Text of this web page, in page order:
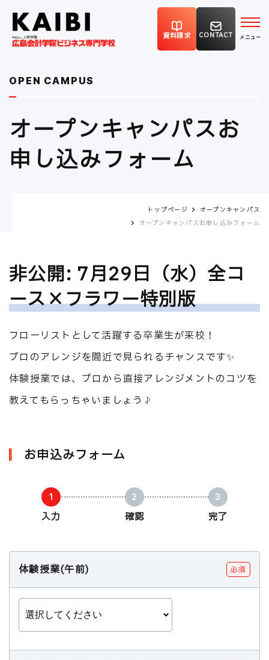
資料請求 CONTACT
OPEN CAMPUS
オープンキャンパスお
申し込みフォーム
トップページ
オープンキャンパス
オープンキャンパスお申し込みフォーム
非公開: 7月29日（水）全コ
ース×フラワー特別版
フローリストとして活躍する卒業生が来校！
プロのアレンジを間近で見られるチャンスです✨
体験授業では、プロから直接アレンジメントのコツを
教えてもらっちゃいましょう♪
お申込みフォーム
入力 確認 完了
体験授業(午前) 必須